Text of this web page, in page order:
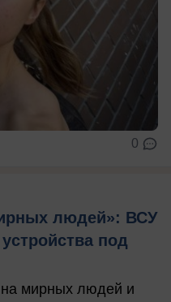
0
людей»: ВСУ
под
мирных людей и